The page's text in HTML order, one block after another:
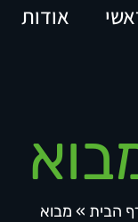
אודות
הבית » מבוא